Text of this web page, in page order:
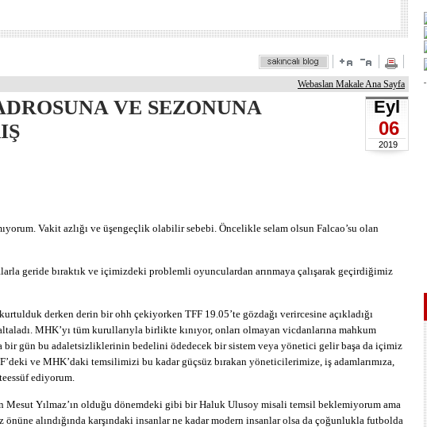
Webaslan Makale Ana Sayfa
VE SEZONUNA
Eyl
06
2019
Vakit azlığı ve üşengeçlik olabilir sebebi. Öncelikle selam olsun Falcao’su olan
geride bıraktık ve içimizdeki problemli oyunculardan arınmaya çalışarak geçirdiğimiz
derken derin bir ohh çekiyorken TFF 19.05’te gözdağı verircesine açıkladığı
MHK’yı tüm kurullarıyla birlikte kınıyor, onları olmayan vicdanlarına mahkum
bir gün bu adaletsizliklerinin bedelini ödedecek bir sistem veya yönetici gelir başa da içimiz
ve MHK’daki temsilimizi bu kadar güçsüz bırakan yöneticilerimize, iş adamlarımıza,
ediyorum.
Mesut Yılmaz’ın olduğu dönemdeki gibi bir Haluk Ulusoy misali temsil beklemiyorum ama
alındığında karşındaki insanlar ne kadar modern insanlar olsa da çoğunlukla futbolda